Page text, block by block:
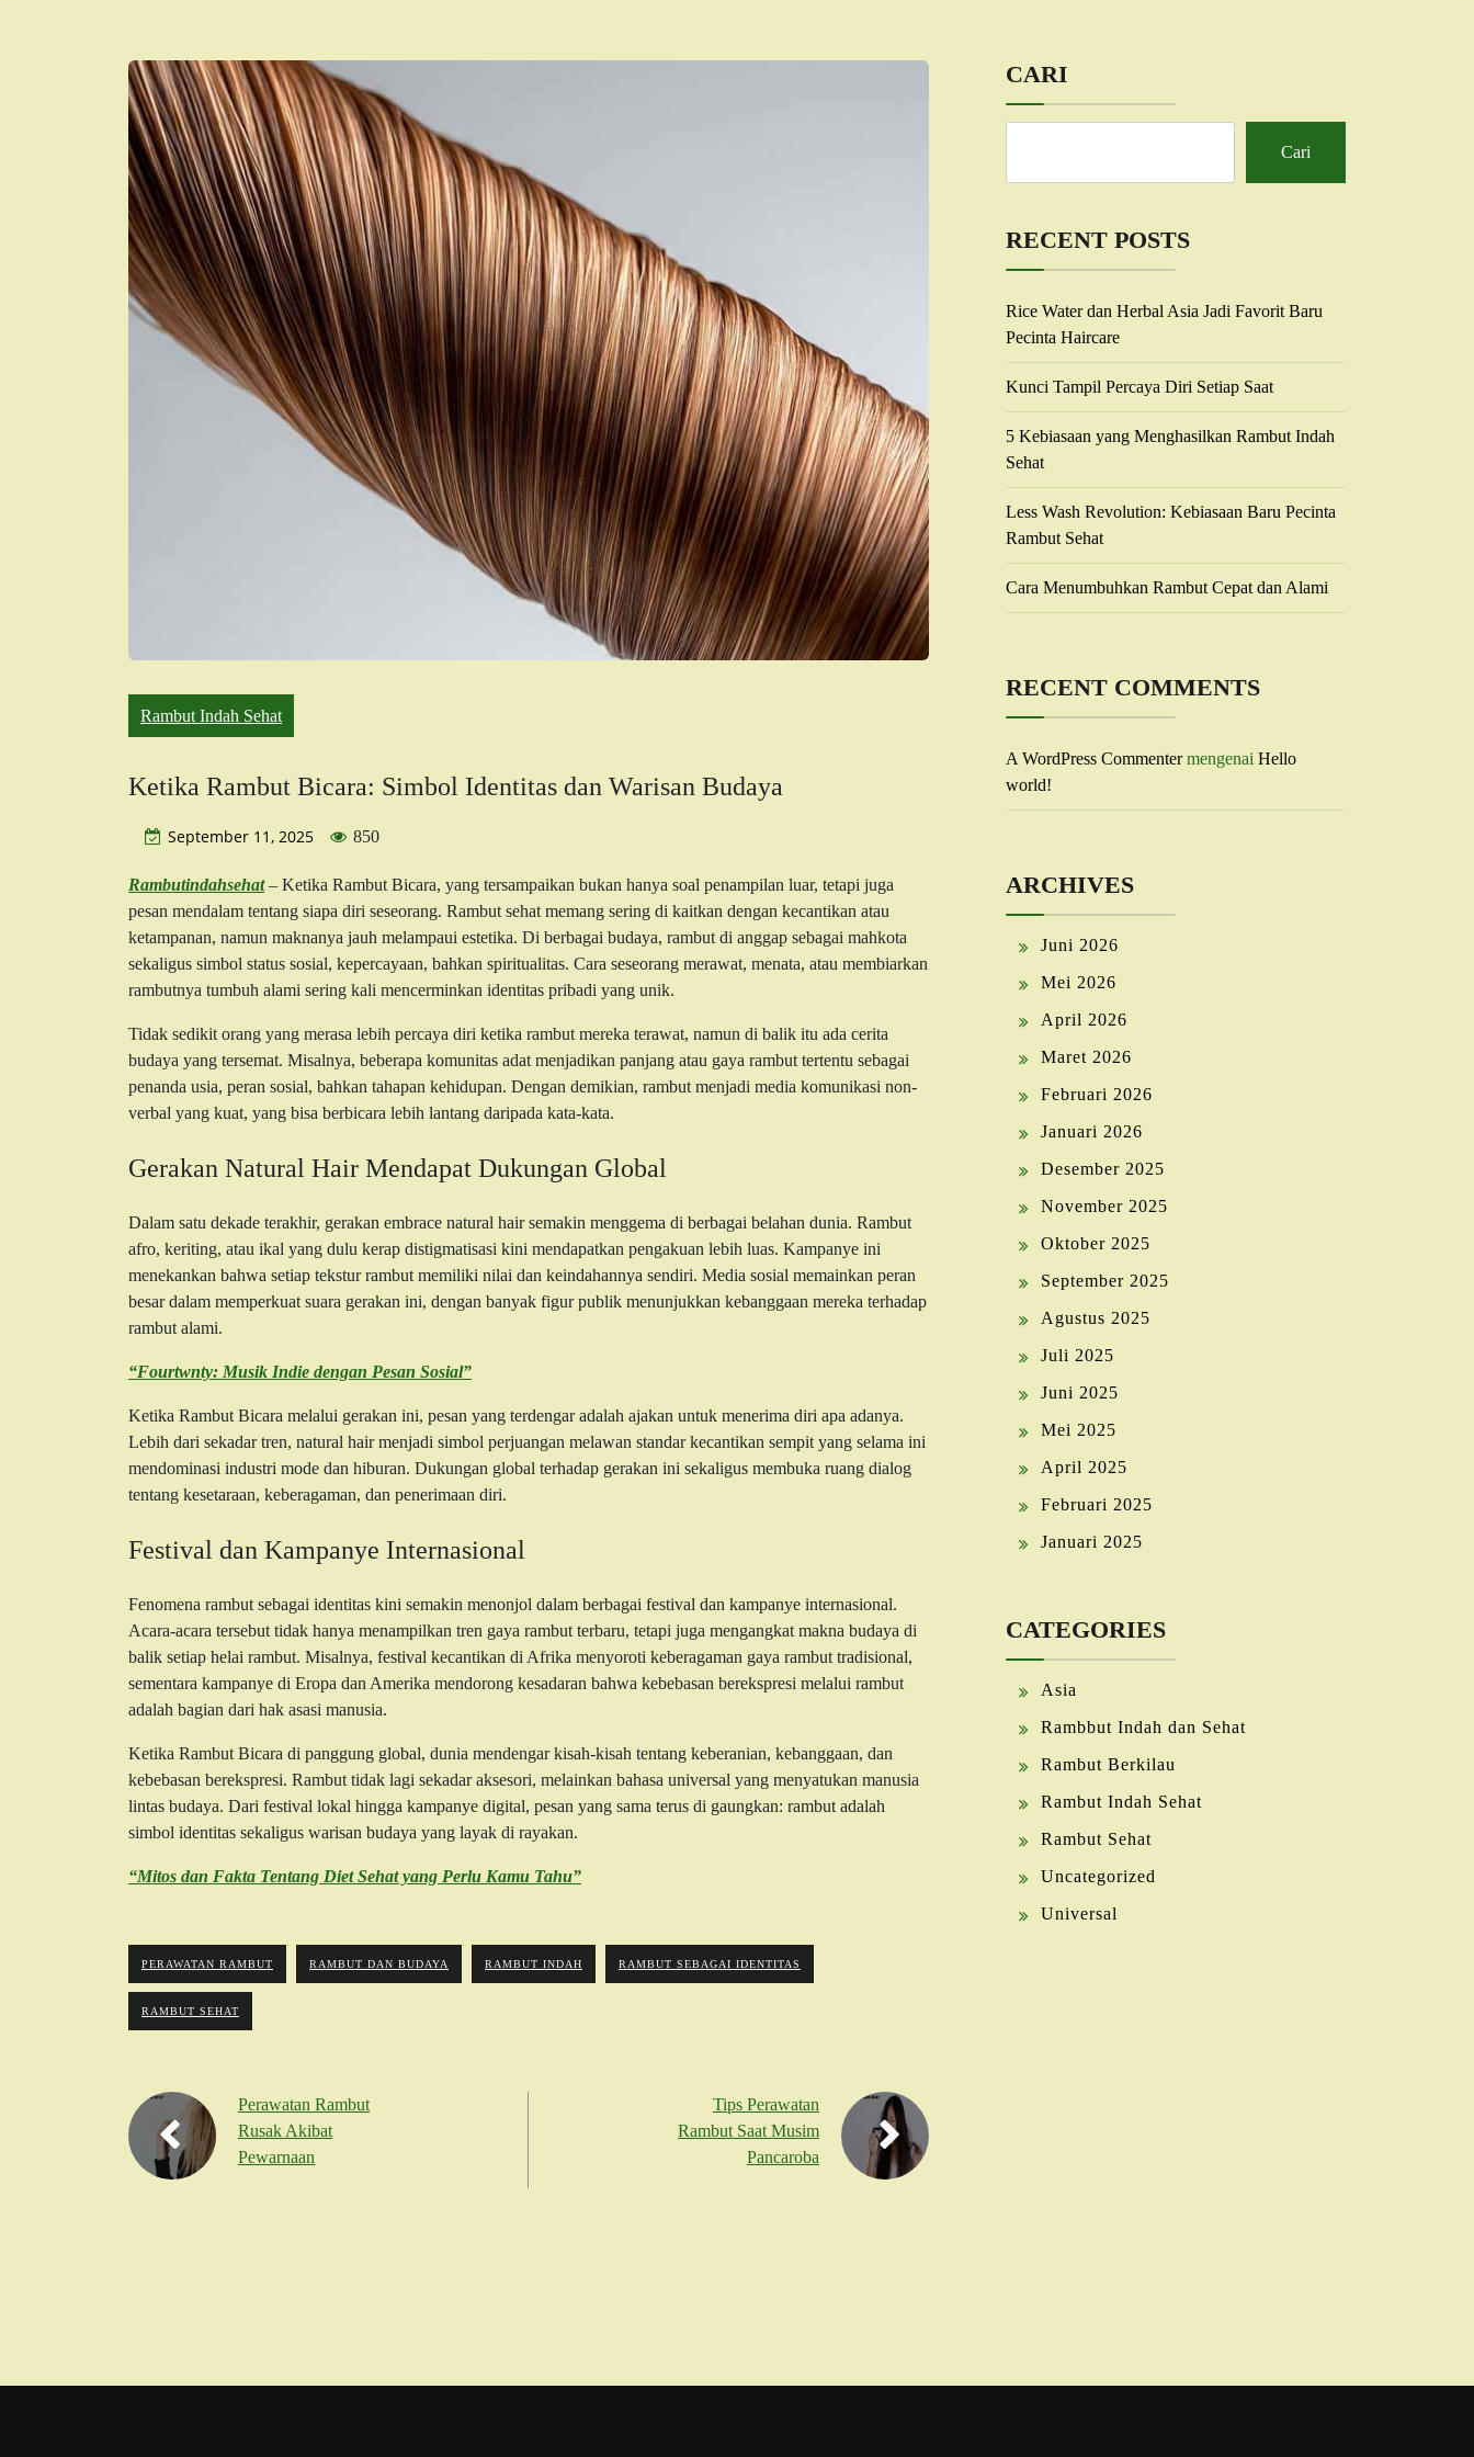
Rambut Indah Sehat
Ketika Rambut Bicara: Simbol Identitas dan Warisan Budaya
September 11, 2025 850
Rambutindahsehat– Ketika Rambut Bicara, yang tersampaikan bukan hanya soal penampilan luar, tetapi juga
pesan mendalam tentang siapa diri seseorang. Rambut sehat memang sering di kaitkan dengan kecantikan atau
ketampanan, namun maknanya jauh melampaui estetika. Di berbagai budaya, rambut di anggap sebagai mahkota
sekaligus simbol status sosial, kepercayaan, bahkan spiritualitas. Cara seseorang merawat, menata, atau membiarkan
rambutnya tumbuh alami sering kali mencerminkan identitas pribadi yang unik.
Tidak sedikit orang yang merasa lebih percaya diri ketika rambut mereka terawat, namun di balik itu ada cerita
budaya yang tersemat. Misalnya, beberapa komunitas adat menjadikan panjang atau gaya rambut tertentu sebagai
penanda usia, peran sosial, bahkan tahapan kehidupan. Dengan demikian, rambut menjadi media komunikasi non-
verbal yang kuat, yang bisa berbicara lebih lantang daripada kata-kata.
Gerakan Natural Hair Mendapat Dukungan Global
Dalam satu dekade terakhir, gerakan embrace natural hair semakin menggema di berbagai belahan dunia. Rambut
afro, keriting, atau ikal yang dulu kerap distigmatisasi kini mendapatkan pengakuan lebih luas. Kampanye ini
menekankan bahwa setiap tekstur rambut memiliki nilai dan keindahannya sendiri. Media sosial memainkan peran
besar dalam memperkuat suara gerakan ini, dengan banyak figur publik menunjukkan kebanggaan mereka terhadap
rambut alami.
“Fourtwnty: Musik Indie dengan Pesan Sosial”
Ketika Rambut Bicara melalui gerakan ini, pesan yang terdengar adalah ajakan untuk menerima diri apa adanya.
Lebih dari sekadar tren, natural hair menjadi simbol perjuangan melawan standar kecantikan sempit yang selama ini
mendominasi industri mode dan hiburan. Dukungan global terhadap gerakan ini sekaligus membuka ruang dialog
tentang kesetaraan, keberagaman, dan penerimaan diri.
Festival dan Kampanye Internasional
Fenomena rambut sebagai identitas kini semakin menonjol dalam berbagai festival dan kampanye internasional.
Acara-acara tersebut tidak hanya menampilkan tren gaya rambut terbaru, tetapi juga mengangkat makna budaya di
balik setiap helai rambut. Misalnya, festival kecantikan di Afrika menyoroti keberagaman gaya rambut tradisional,
sementara kampanye di Eropa dan Amerika mendorong kesadaran bahwa kebebasan berekspresi melalui rambut
adalah bagian dari hak asasi manusia.
Ketika Rambut Bicara di panggung global, dunia mendengar kisah-kisah tentang keberanian, kebanggaan, dan
kebebasan berekspresi. Rambut tidak lagi sekadar aksesori, melainkan bahasa universal yang menyatukan manusia
lintas budaya. Dari festival lokal hingga kampanye digital, pesan yang sama terus di gaungkan: rambut adalah
simbol identitas sekaligus warisan budaya yang layak di rayakan.
“Mitos dan Fakta Tentang Diet Sehat yang Perlu Kamu Tahu”
PERAWATAN RAMBUT RAMBUT DAN BUDAYA RAMBUT INDAH RAMBUT SEBAGAI IDENTITAS
RAMBUT SEHAT
Perawatan Rambut
Rusak Akibat
Pewarnaan
Tips Perawatan
Rambut Saat Musim
Pancaroba
CARI
Cari
RECENT POSTS
Rice Water dan Herbal Asia Jadi Favorit Baru
Pecinta Haircare
Kunci Tampil Percaya Diri Setiap Saat
5 Kebiasaan yang Menghasilkan Rambut Indah
Sehat
Less Wash Revolution: Kebiasaan Baru Pecinta
Rambut Sehat
Cara Menumbuhkan Rambut Cepat dan Alami
RECENT COMMENTS
A WordPress Commentermengenai Hello
world!
ARCHIVES
Juni 2026
Mei 2026
April 2026
Maret 2026
Februari 2026
Januari 2026
Desember 2025
November 2025
Oktober 2025
September 2025
Agustus 2025
Juli 2025
Juni 2025
Mei 2025
April 2025
Februari 2025
Januari 2025
CATEGORIES
Asia
Rambbut Indah dan Sehat
Rambut Berkilau
Rambut Indah Sehat
Rambut Sehat
Uncategorized
Universal